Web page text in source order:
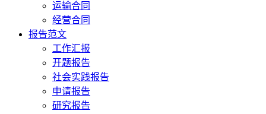
运输合同
经营合同
报告范文
工作汇报
开题报告
社会实践报告
申请报告
研究报告